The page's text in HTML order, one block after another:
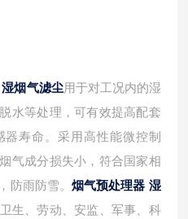
烟气滤尘用于对工况内的湿
水等处理，可有效提高配套
寿命。采用高性能微控制
气成分损失小，符合国家相
防雨防雪。 烟气预处理器 湿
生、劳动、安监、军事、科